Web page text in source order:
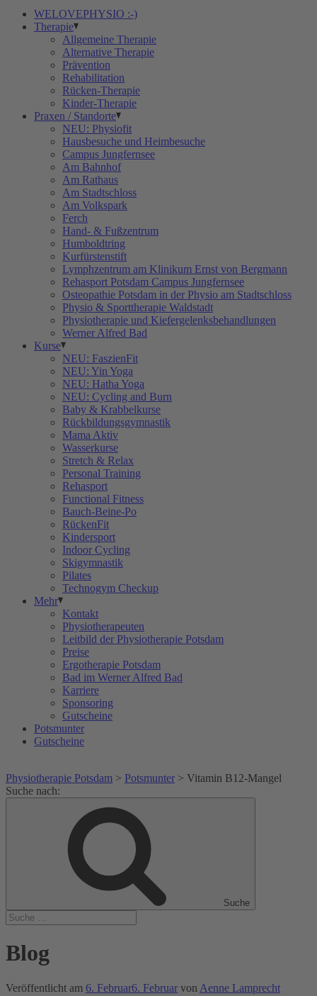
WELOVEPHYSIO :-)
Therapie
Allgemeine Therapie
Alternative Therapie
Prävention
Rehabilitation
Rücken-Therapie
Kinder-Therapie
Praxen / Standorte
NEU: Physiofit
Hausbesuche und Heimbesuche
Campus Jungfernsee
Am Bahnhof
Am Rathaus
Am Stadtschloss
Am Volkspark
Ferch
Hand- & Fußzentrum
Humboldtring
Kurfürstenstift
Lymphzentrum am Klinikum Ernst von Bergmann
Rehasport Potsdam Campus Jungfernsee
Osteopathie Potsdam in der Physio am Stadtschloss
Physio & Sporttherapie Waldstadt
Physiotherapie und Kiefergelenksbehandlungen
Werner Alfred Bad
Kurse
NEU: FaszienFit
NEU: Yin Yoga
NEU: Hatha Yoga
NEU: Cycling and Burn
Baby & Krabbelkurse
Rückbildungsgymnastik
Mama Aktiv
Wasserkurse
Stretch & Relax
Personal Training
Rehasport
Functional Fitness
Bauch-Beine-Po
RückenFit
Kindersport
Indoor Cycling
Skigymnastik
Pilates
Technogym Checkup
Mehr
Kontakt
Physiotherapeuten
Leitbild der Physiotherapie Potsdam
Preise
Ergotherapie Potsdam
Bad im Werner Alfred Bad
Karriere
Sponsoring
Gutscheine
Potsmunter
Gutscheine
Physiotherapie Potsdam > Potsmunter > Vitamin B12-Mangel
Suche nach:
Suche
Blog
Veröffentlicht am 6. Februar6. Februar von Aenne Lamprecht